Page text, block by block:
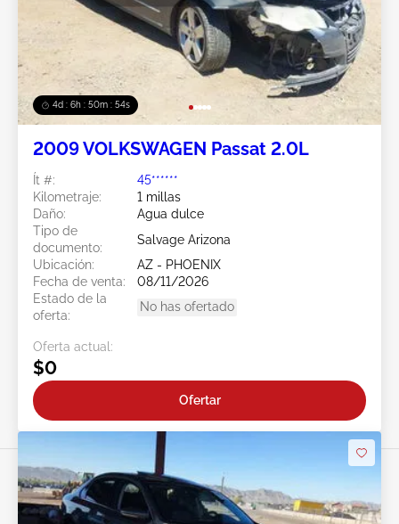
4d : 6h : 50m : 51s
2009 VOLKSWAGEN Passat 2.0L
Ít #:
45******
Kilometraje:
1 millas
Daño:
Agua dulce
Tipo de
documento:
Salvage Arizona
Ubicación:
AZ - PHOENIX
Fecha de venta:
08/11/2026
Estado de la
oferta:
No has ofertado
Oferta actual:
$0
Ofertar